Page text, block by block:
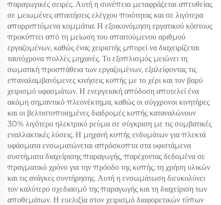
παραγωγικές σειρές. Αυτή η συνέπεια μεταφράζεται απευθείας
σε μειωμένες απαιτήσεις ελέγχου ποιότητας και σε λιγότερα
απορριπτόμενα κομμάτια. Η εξοικονόμηση εργατικού κόστους
προκύπτει από τη μείωση του απαιτούμενου αριθμού
εργαζομένων, καθώς ένας χειριστής μπορεί να διαχειρίζεται
ταυτόχρονα πολλές μηχανές. Το εξοπλισμός μειώνει τη
σωματική προσπάθεια των εργαζομένων, εξαλείφοντας τις
επαναλαμβανόμενες κινήσεις κοπής με το χέρι και τον βαρύ
χειρισμό υφασμάτων. Η ενεργειακή απόδοση αποτελεί ένα
ακόμη σημαντικό πλεονέκτημα, καθώς οι σύγχρονοι κινητήρες
και οι βελτιστοποιημένες διαδρομές κοπής καταναλώνουν
30% λιγότερο ηλεκτρικό ρεύμα σε σύγκριση με τις συμβατικές
εναλλακτικές λύσεις. Η μηχανή κοπής ενδυμάτων για πλεκτά
υφάσματα ενσωματώνεται απρόσκοπτα στα υφιστάμενα
συστήματα διαχείρισης παραγωγής, παρέχοντας δεδομένα σε
πραγματικό χρόνο για την πρόοδο της κοπής, τη χρήση υλικών
και τις ανάγκες συντήρησης. Αυτή η ενσωμάτωση διευκολύνει
τον καλύτερο σχεδιασμό της παραγωγής και τη διαχείριση των
αποθεμάτων. Η ευελιξία στον χειρισμό διαφορετικών τύπων